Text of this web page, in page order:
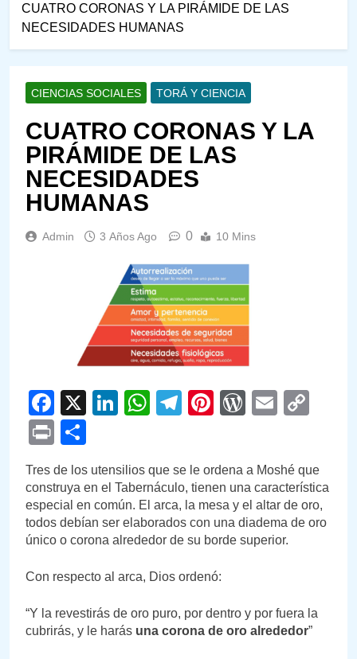
CUATRO CORONAS Y LA PIRÁMIDE DE LAS
NECESIDADES HUMANAS
CIENCIAS SOCIALES TORÁ Y CIENCIA
CUATRO CORONAS Y LA
PIRÁMIDE DE LAS
NECESIDADES
HUMANAS
Admin 3 Años Ago 0 10 Mins
Facebook
X LinkedIn
WhatsApp
Telegram
PinterestEmail
Print
Tres de los utensilios que se le ordena a Moshé que
construya en el Tabernáculo, tienen una característica
especial en común. El arca, la mesa y el altar de oro,
todos debían ser elaborados con una diadema de oro
único o corona alrededor de su borde superior.
Con respecto al arca, Dios ordenó:
“Y la revestirás de oro puro, por dentro y por fuera la
cubrirás, y le harás una corona de oro alrededor”